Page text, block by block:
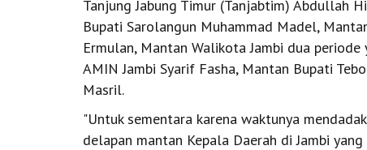
Tanjung Jabung Timur (Tanjabtim) Abdullah
Bupati Sarolangun Muhammad Madel,
Ermulan, Mantan Walikota Jambi dua
AMIN Jambi Syarif Fasha, Mantan Bupati
Masril.
"Untuk sementara karena waktunya
delapan mantan Kepala Daerah di Jambi